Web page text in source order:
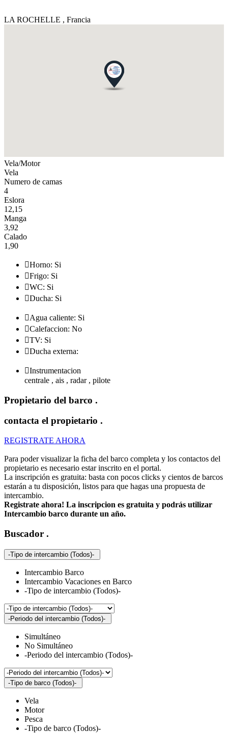
LA ROCHELLE , Francia
Vela/Motor
Vela
Numero de camas
4
Eslora
12,15
Manga
3,92
Calado
1,90
Horno: Si
Frigo: Si
WC: Si
Ducha: Si
Agua caliente: Si
Calefaccion: No
TV: Si
Ducha externa:
Instrumentacion
centrale , ais , radar , pilote
Propietario del barco .
contacta el propietario .
REGISTRATE AHORA
Para poder visualizar la ficha del barco completa y los contactos del
propietario es necesario estar inscrito en el portal.
La inscripción es gratuita: basta con pocos clicks y cientos de barcos
estarán a tu disposición, listos para que hagas una propuesta de
intercambio.
Registrate ahora! La inscripcion es gratuita y podrás utilizar
Intercambio barco durante un año.
Buscador .
-Tipo de intercambio (Todos)-
Intercambio Barco
Intercambio Vacaciones en Barco
-Tipo de intercambio (Todos)-
-Periodo del intercambio (Todos)-
Simultáneo
No Simultáneo
-Periodo del intercambio (Todos)-
-Tipo de barco (Todos)-
Vela
Motor
Pesca
-Tipo de barco (Todos)-